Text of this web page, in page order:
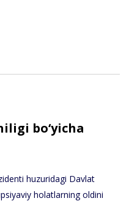
bo‘yicha
huzuridagi Davlat
holatlarning oldini